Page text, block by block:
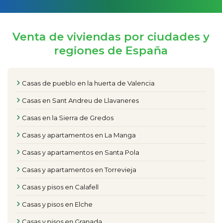
Venta de viviendas por ciudades y
regiones de España
Casas de pueblo en la huerta de Valencia
Casas en Sant Andreu de Llavaneres
Casas en la Sierra de Gredos
Casas y apartamentos en La Manga
Casas y apartamentos en Santa Pola
Casas y apartamentos en Torrevieja
Casas y pisos en Calafell
Casas y pisos en Elche